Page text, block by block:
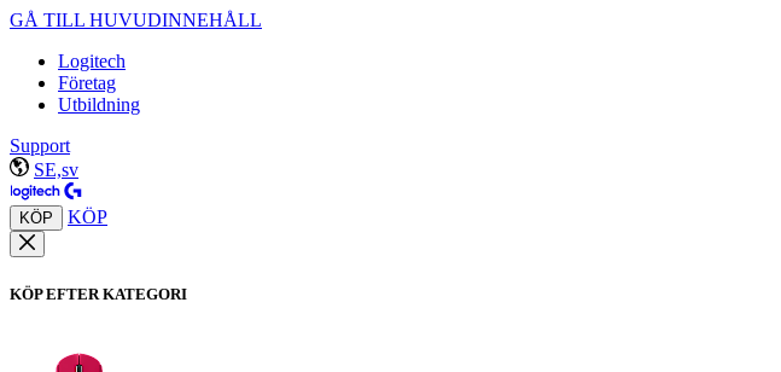
GÅ TILL HUVUDINNEHÅLL
Logitech
Företag
Utbildning
Support
SE,sv
KÖP KÖP
KÖP EFTER KATEGORI